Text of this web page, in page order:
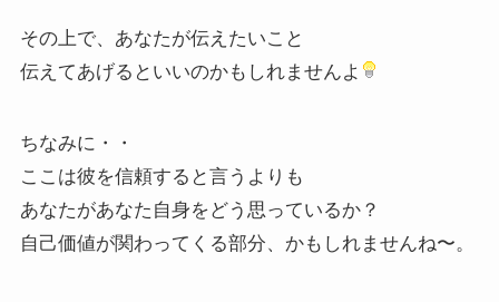
その上で、あなたが伝えたいこと
伝えてあげるといいのかもしれませんよ
ちなみに・・
ここは彼を信頼すると言うよりも
あなたがあなた自身をどう思っているか？
自己価値が関わってくる部分、かもしれませんね〜。